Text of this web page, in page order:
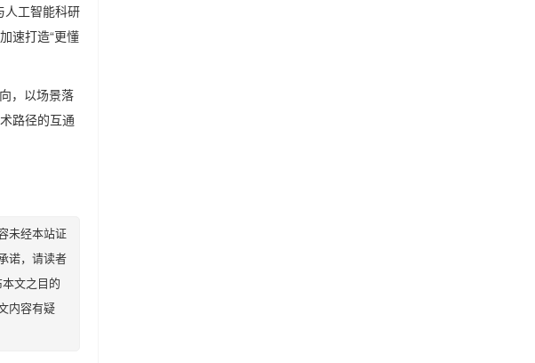
人工智能科研
速打造“更懂
，以场景落
路径的互通
未经本站证
诺，请读者
文之目的
内容有疑